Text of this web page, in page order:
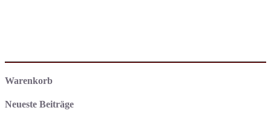
Warenkorb
Neueste Beiträge